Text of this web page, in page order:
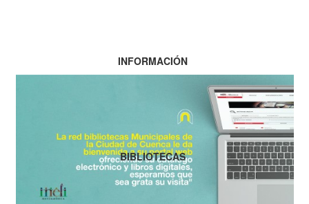
INFORMACIÓN
BIBLIOTECAS